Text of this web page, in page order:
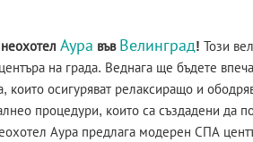
Аура във Велинград! Този
на града. Веднага ще бъдете
които осигуряват релаксиращо и
процедури, които са създадени да
Аура предлага модерен СПА